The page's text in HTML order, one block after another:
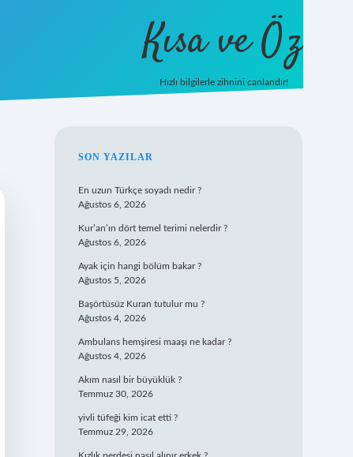
Kısa ve Öz
Hızlı bilgilerle zihnini canlandır!
SIDEBAR
SON YAZILAR
En uzun Türkçe soyadı nedir ?
Ağustos 6, 2026
Kur’an’ın dört temel terimi nelerdir ?
Ağustos 6, 2026
Ayak için hangi bölüm bakar ?
Ağustos 5, 2026
Başörtüsüz Kuran tutulur mu ?
Ağustos 4, 2026
Ambulans hemşiresi maaşı ne kadar ?
Ağustos 4, 2026
Akım nasıl bir büyüklük ?
Temmuz 30, 2026
yivli tüfeği kim icat etti ?
Temmuz 29, 2026